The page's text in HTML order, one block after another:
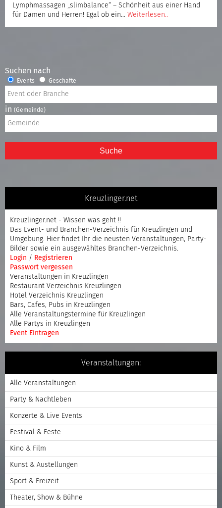
Lymphmassagen „slimbalance“ – Schönheit aus einer Hand
für Damen und Herren! Egal ob ein… Weiterlesen..
Suchen nach
Events Geschäfte
in (Gemeinde)
Suche
Kreuzlinger.net
Kreuzlinger.net - Wissen was geht !!
Das Event- und Branchen-Verzeichnis für Kreuzlingen und
Umgebung. Hier findet Ihr die neusten Veranstaltungen, Party-
Bilder sowie ein ausgewähltes Branchen-Verzeichnis.
Login / Registrieren
Passwort vergessen
Veranstaltungen in Kreuzlingen
Restaurant Verzeichnis Kreuzlingen
Hotel Verzeichnis Kreuzlingen
Bars, Cafes, Pubs in Kreuzlingen
Alle Veranstaltungstermine für Kreuzlingen
Alle Partys in Kreuzlingen
Event Eintragen
Veranstaltungen:
Alle Veranstaltungen
Party & Nachtleben
Konzerte & Live Events
Festival & Feste
Kino & Film
Kunst & Austellungen
Sport & Freizeit
Theater, Show & Bühne